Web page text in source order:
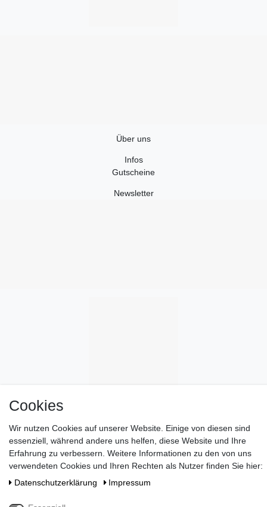
Über uns
Infos
Gutscheine
Newsletter
Cookies
Wir nutzen Cookies auf unserer Website. Einige von diesen sind
essenziell, während andere uns helfen, diese Website und Ihre
Erfahrung zu verbessern. Weitere Informationen zu den von uns
verwendeten Cookies und Ihren Rechten als Nutzer finden Sie hier:
Daten­schutz­erklärung
Impressum